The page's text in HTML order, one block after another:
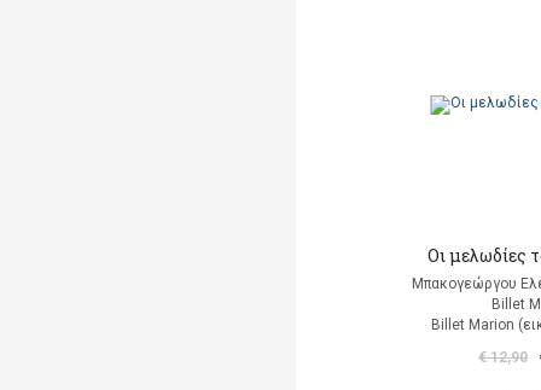
Οι μελωδίες
Μπακογεώργου
Billet
Billet Marion
€ 12,90